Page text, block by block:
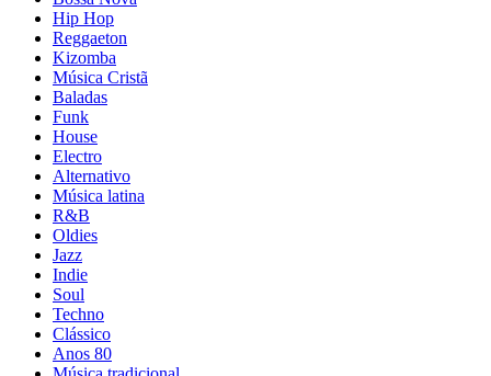
Hip Hop
Reggaeton
Kizomba
Música Cristã
Baladas
Funk
House
Electro
Alternativo
Música latina
R&B
Oldies
Jazz
Indie
Soul
Techno
Clássico
Anos 80